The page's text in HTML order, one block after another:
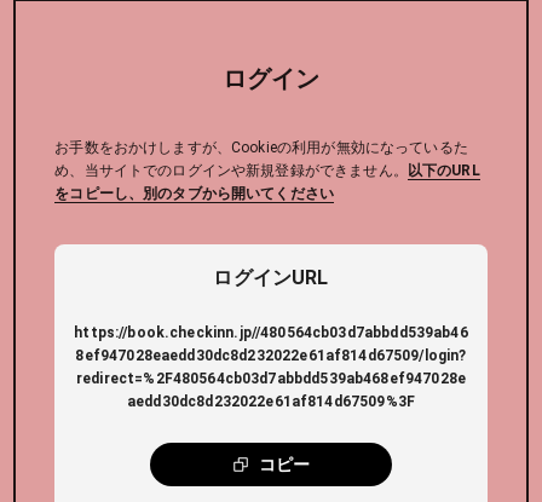
ログイン
お手数をおかけしますが、Cookieの利用が無効になっているた
め、当サイトでのログインや新規登録ができません。
以下のURL
をコピーし、別のタブから開いてください
ログインURL
https://book.checkinn.jp//480564cb03d7abbdd539ab46
8ef947028eaedd30dc8d232022e61af814d67509/login?
redirect=%2F480564cb03d7abbdd539ab468ef947028e
aedd30dc8d232022e61af814d67509%3F
コピー